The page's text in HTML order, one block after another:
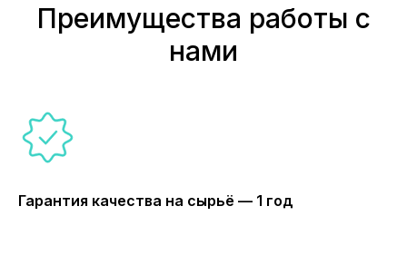
Преимущества работы с
нами
Гарантия качества на сырьё — 1 год